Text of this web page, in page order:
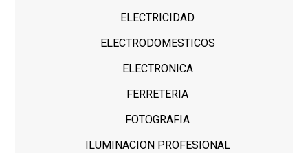
ELECTRICIDAD
ELECTRODOMESTICOS
ELECTRONICA
FERRETERIA
FOTOGRAFIA
ILUMINACION PROFESIONAL